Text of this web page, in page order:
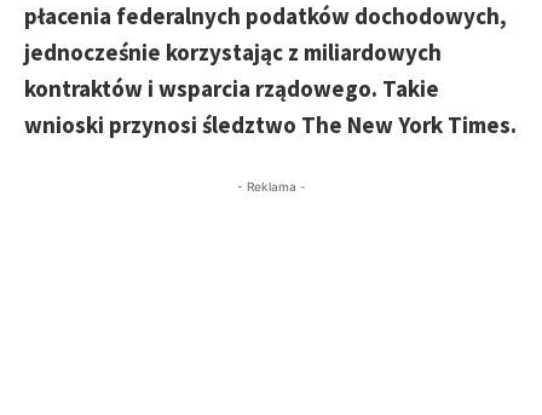
płacenia federalnych podatków dochodowych,
jednocześnie korzystając z miliardowych
kontraktów i wsparcia rządowego. Takie
wnioski przynosi śledztwo The New York Times.
- Reklama -